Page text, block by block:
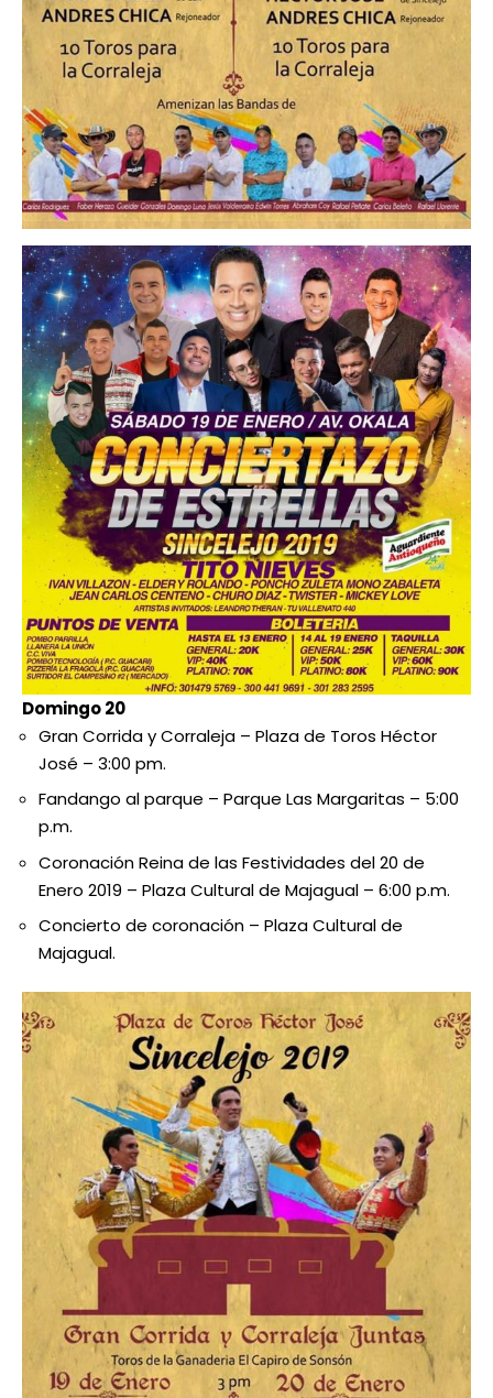
Domingo 20
Gran Corrida y Corraleja – Plaza de Toros Héctor
José – 3:00 pm.
Fandango al parque – Parque Las Margaritas – 5:00
p.m.
Coronación Reina de las Festividades del 20 de
Enero 2019 – Plaza Cultural de Majagual – 6:00 p.m.
Concierto de coronación – Plaza Cultural de
Majagual.